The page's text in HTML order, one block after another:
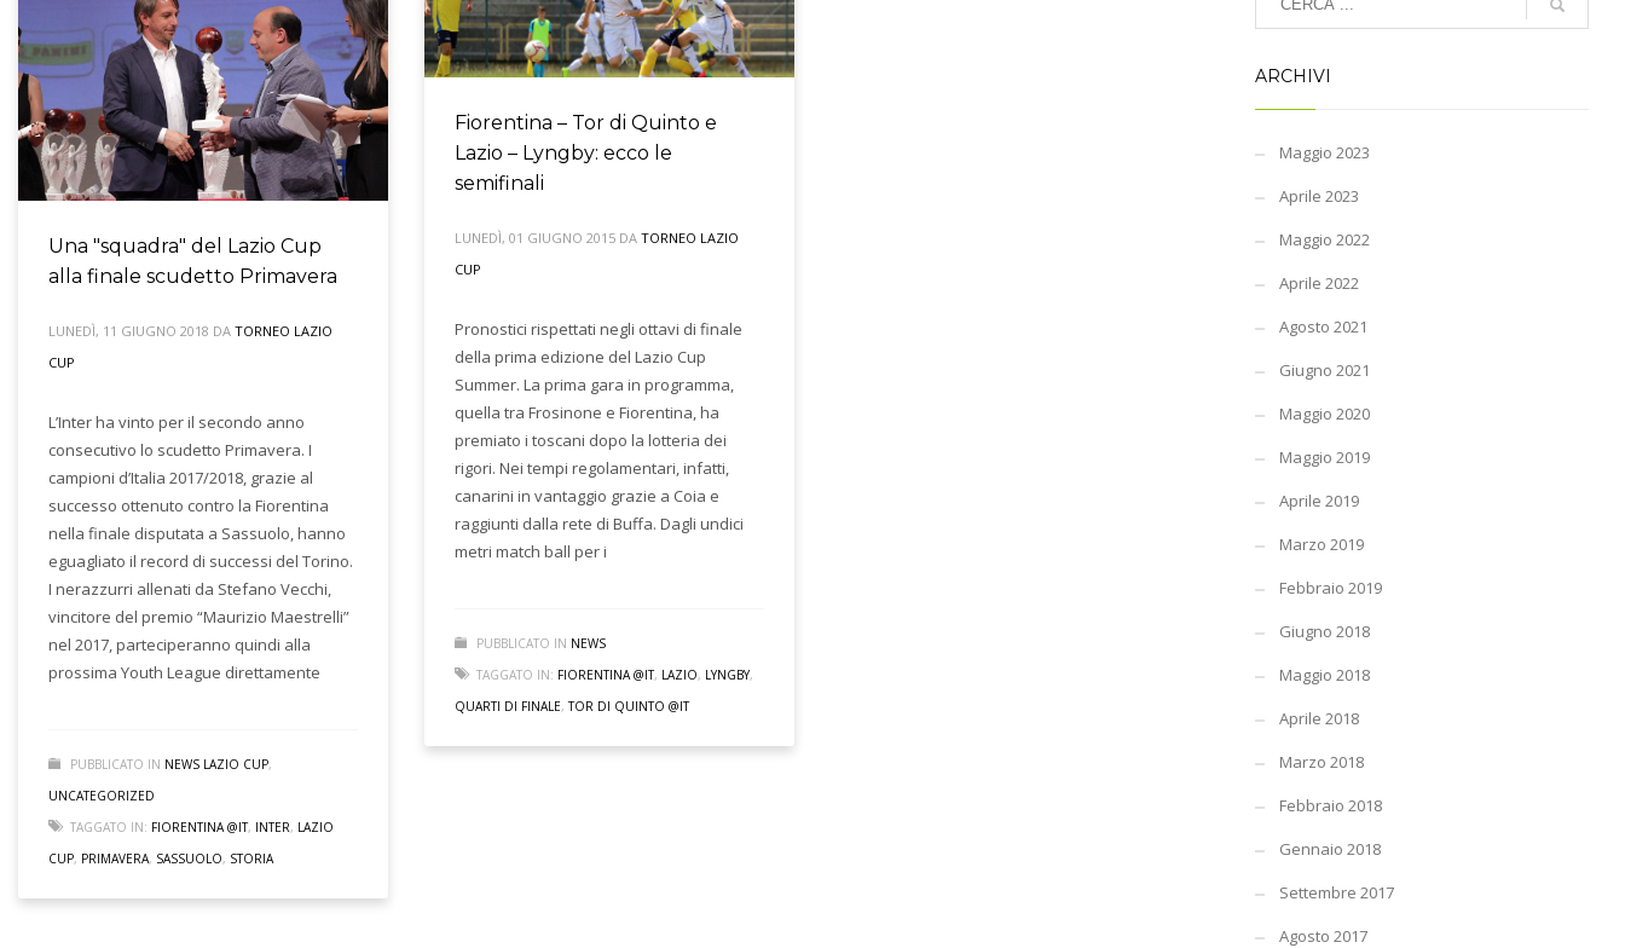
Una "squadra" del Lazio Cup
alla finale scudetto Primavera
LUNEDÌ, 11 GIUGNO 2018 DA TORNEO LAZIO
CUP
L’Inter ha vinto per il secondo anno
consecutivo lo scudetto Primavera. I
campioni d’Italia 2017/2018, grazie al
successo ottenuto contro la Fiorentina
nella finale disputata a Sassuolo, hanno
eguagliato il record di successi del Torino.
I nerazzurri allenati da Stefano Vecchi,
vincitore del premio “Maurizio Maestrelli”
nel 2017, parteciperanno quindi alla
prossima Youth League direttamente
PUBBLICATO IN NEWS LAZIO CUP,
UNCATEGORIZED
TAGGATO IN: FIORENTINA @IT, INTER, LAZIO
CUP, PRIMAVERA, SASSUOLO, STORIA
Fiorentina – Tor di Quinto e
Lazio – Lyngby: ecco le
semifinali
LUNEDÌ, 01 GIUGNO 2015 DA TORNEO LAZIO
CUP
Pronostici rispettati negli ottavi di finale
della prima edizione del Lazio Cup
Summer. La prima gara in programma,
quella tra Frosinone e Fiorentina, ha
premiato i toscani dopo la lotteria dei
rigori. Nei tempi regolamentari, infatti,
canarini in vantaggio grazie a Coia e
raggiunti dalla rete di Buffa. Dagli undici
metri match ball per i
PUBBLICATO IN NEWS
TAGGATO IN: FIORENTINA @IT, LAZIO, LYNGBY,
QUARTI DI FINALE,TOR DI QUINTO @IT
ARCHIVI
Maggio 2023
Aprile 2023
Maggio 2022
Aprile 2022
Agosto 2021
Giugno 2021
Maggio 2020
Maggio 2019
Aprile 2019
Marzo 2019
Febbraio 2019
Giugno 2018
Maggio 2018
Aprile 2018
Marzo 2018
Febbraio 2018
Gennaio 2018
Settembre 2017
Agosto 2017